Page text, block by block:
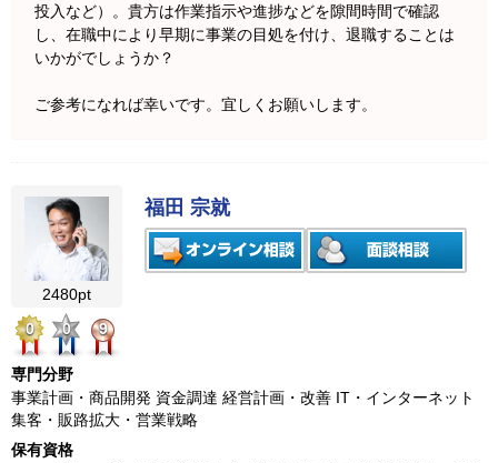
投入など）。貴方は作業指示や進捗などを隙間時間で確認
し、在職中により早期に事業の目処を付け、退職することは
いかがでしょうか？
ご参考になれば幸いです。宜しくお願いします。
2480pt
0
0 9
福田 宗就
専門分野
事業計画・商品開発 資金調達 経営計画・改善 IT・インターネット
集客・販路拡大・営業戦略
保有資格